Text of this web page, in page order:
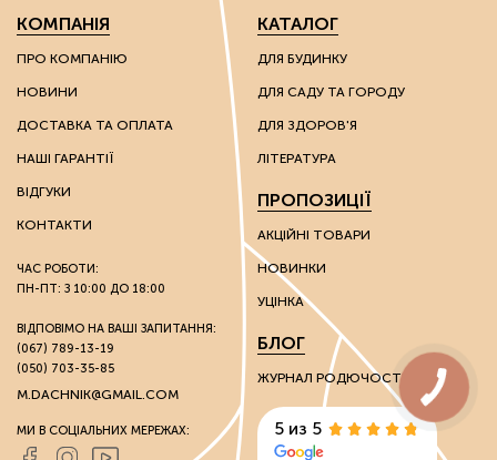
КОМПАНІЯ
ПРО КОМПАНІЮ
НОВИНИ
ДОСТАВКА ТА ОПЛАТА
НАШІ ГАРАНТІЇ
ВІДГУКИ
КОНТАКТИ
ЧАС РОБОТИ:
ПН-ПТ: З 10:00 ДО 18:00
ВІДПОВІМО НА ВАШІ ЗАПИТАННЯ:
(067) 789-13-19
(050) 703-35-85
M.DACHNIK@GMAIL.COM
МИ В СОЦІАЛЬНИХ МЕРЕЖАХ:
КАТАЛОГ
ДЛЯ БУДИНКУ
ДЛЯ САДУ ТА ГОРОДУ
ДЛЯ ЗДОРОВ'Я
ЛІТЕРАТУРА
ПРОПОЗИЦІЇ
АКЦІЙНІ ТОВАРИ
НОВИНКИ
УЦІНКА
БЛОГ
ЖУРНАЛ РОДЮЧОСТІ
5 из 5